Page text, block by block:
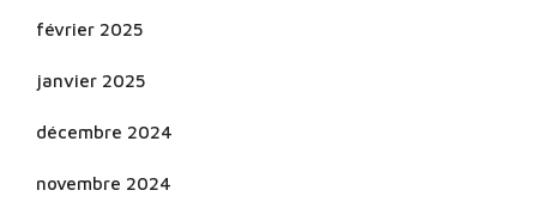
février 2025
janvier 2025
décembre 2024
novembre 2024